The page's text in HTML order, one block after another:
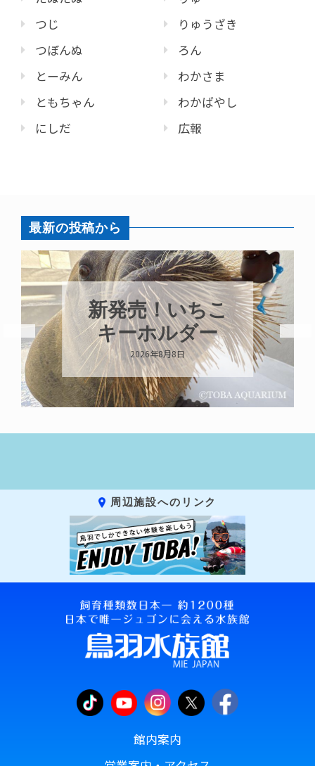
つじ
つぼんぬ
とーみん
ともちゃん
にしだ
りゅうざき
ろん
わかさま
わかばやし
広報
最新の投稿から
パラオオウム
ガイが交接して
います
2026年8月7日
周辺施設へのリンク
館内案内